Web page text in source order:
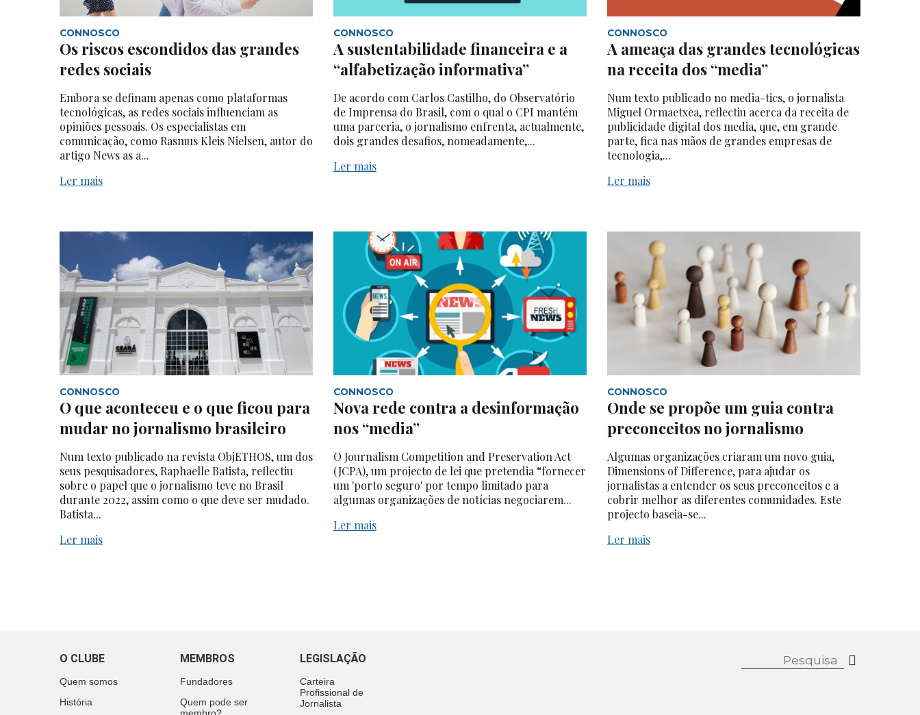
CONNOSCO
Os riscos escondidos das grandes
redes sociais
Embora se definam apenas como plataformas
tecnológicas, as redes sociais influenciam as
opiniões pessoais. Os especialistas em
comunicação, como Rasmus Kleis Nielsen, autor do
artigo News as a...
Ler mais
CONNOSCO
A sustentabilidade financeira e a
“alfabetização informativa”
De acordo com Carlos Castilho, do Observatório
de Imprensa do Brasil, com o qual o CPI mantém
uma parceria, o jornalismo enfrenta, actualmente,
dois grandes desafios, nomeadamente,...
Ler mais
CONNOSCO
A ameaça das grandes tecnológicas
na receita dos “media”
Num texto publicado no media-tics, o jornalista
Miguel Ormaetxea, reflectiu acerca da receita de
publicidade digital dos media, que, em grande
parte, fica nas mãos de grandes empresas de
tecnologia,...
Ler mais
CONNOSCO
O que aconteceu e o que ficou para
mudar no jornalismo brasileiro
Num texto publicado na revista ObjETHOS, um dos
seus pesquisadores, Raphaelle Batista, reflectiu
sobre o papel que o jornalismo teve no Brasil
durante 2022, assim como o que deve ser mudado.
Batista...
Ler mais
CONNOSCO
Nova rede contra a desinformação
nos “media”
O Journalism Competition and Preservation Act
(JCPA), um projecto de lei que pretendia “fornecer
um 'porto seguro' por tempo limitado para
algumas organizações de notícias negociarem...
Ler mais
CONNOSCO
Onde se propõe um guia contra
preconceitos no jornalismo
Algumas organizações criaram um novo guia,
Dimensions of Difference, para ajudar os
jornalistas a entender os seus preconceitos e a
cobrir melhor as diferentes comunidades. Este
projecto baseia-se...
Ler mais
O CLUBE
Quem somos
História
MEMBROS
Fundadores
Quem pode ser
LEGISLAÇÃO
Carteira
Profissional de
Jornalista